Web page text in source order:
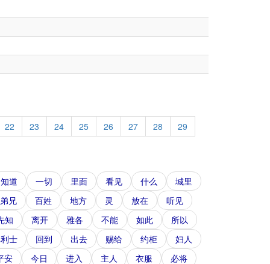
22 23 24 25 26 27 28 29
知道 一切 里面 看见 什么
城里
弟兄
百姓 地方 灵 放在
听见
知
离开 雅各 不能 如此
所以
士
回到 出去 赐给 约柜
妇人
安
今日 进入 主人 衣服 必将